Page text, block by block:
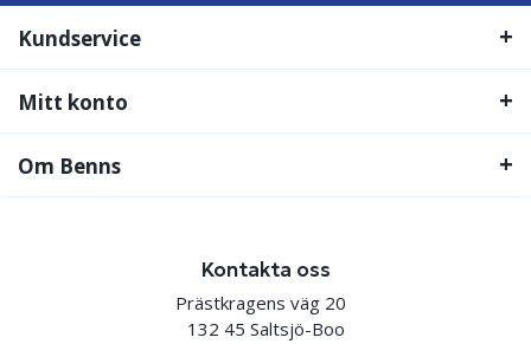
Kundservice
Mitt konto
Om Benns
Kontakta oss
Prästkragens väg 20
132 45 Saltsjö-Boo